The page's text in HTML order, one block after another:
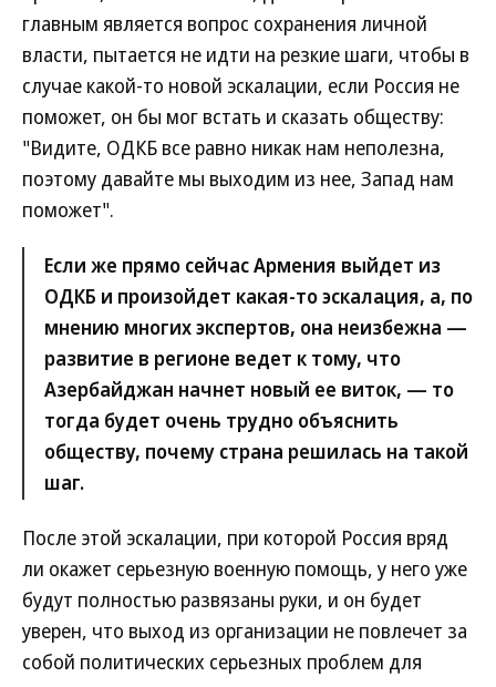
главным является вопрос сохранения личной
власти, пытается не идти на резкие шаги, чтобы в
случае какой-то новой эскалации, если Россия не
поможет, он бы мог встать и сказать обществу:
"Видите, ОДКБ все равно никак нам неполезна,
поэтому давайте мы выходим из нее, Запад нам
поможет".
Если же прямо сейчас Армения выйдет из
ОДКБ и произойдет какая-то эскалация, а, по
мнению многих экспертов, она неизбежна —
развитие в регионе ведет к тому, что
Азербайджан начнет новый ее виток, — то
тогда будет очень трудно объяснить
обществу, почему страна решилась на такой
шаг.
После этой эскалации, при которой Россия вряд
ли окажет серьезную военную помощь, у него уже
будут полностью развязаны руки, и он будет
уверен, что выход из организации не повлечет за
собой политических серьезных проблем для